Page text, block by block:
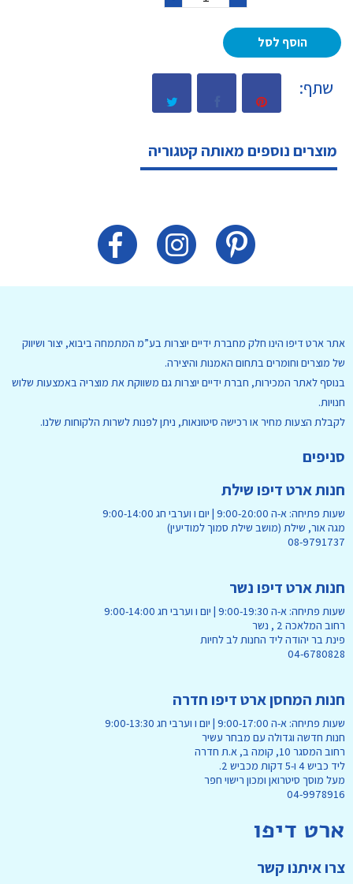
הוסף לסל
שתף:
מוצרים נוספים מאותה קטגוריה
אתר ארט דיפו הינו חלק מחברת ידיים יוצרות בע”מ המתמחה ביבוא, יצור ושיווק
של מוצרים וחומרים בתחום האמנות והיצירה.
בנוסף לאתר המכירות, חברת ידיים יוצרות גם משווקת את מוצריה באמצעות שלוש
חנויות.
לקבלת הצעות מחיר או רכישה סיטונאות, ניתן לפנות לשרות הלקוחות שלנו.
סניפים
חנות ארט דיפו שילת
שעות פתיחה: א-ה 9:00-20:00 | יום ו וערבי חג 9:00-14:00
מגה אור, שילת (מושב שילת סמוך למודיעין)
08-9791737
חנות ארט דיפו נשר
שעות פתיחה: א-ה 9:00-19:30 | יום ו וערבי חג 9:00-14:00
רחוב המלאכה 2 , נשר
פינת בר יהודה ליד החנות לב לחיות
04-6780828
חנות המחסן ארט דיפו חדרה
שעות פתיחה: א-ה 9:00-17:00 | יום ו וערבי חג 9:00-13:30
חנות חדשה וגדולה עם מבחר עשיר
רחוב המסגר 10, קומה ב, א.ת חדרה
ליד כביש 4 ו-5 דקות מכביש 2.
מעל מוסך סיטרואן ומכון רישוי חפר
04-9978916
ארט דיפו
צרו איתנו קשר